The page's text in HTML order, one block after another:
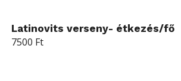
Latinovits verseny- étkezés/fő
7500 Ft